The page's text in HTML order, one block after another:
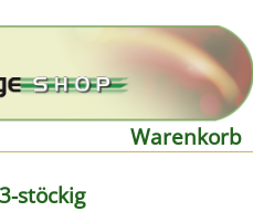
Warenkorb
stöckig